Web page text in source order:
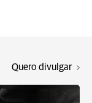
Quero divulgar